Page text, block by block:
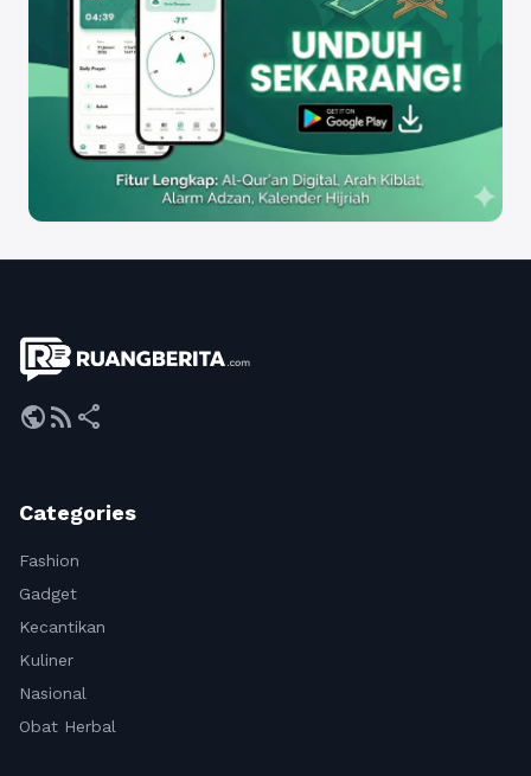
publicrss_feed share
Categories
Fashion
Gadget
Kecantikan
Kuliner
Nasional
Obat Herbal